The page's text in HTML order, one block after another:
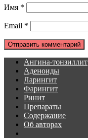
Имя *
Email *
Ангина-тонзиллит
Аденоиды
Ларингит
Фарингит
Ринит
Препараты
Содержание
Об авторах